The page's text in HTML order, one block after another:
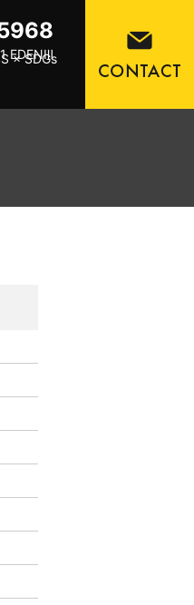
× SDGs
EDENⅢ